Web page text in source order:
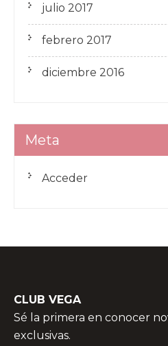
julio 2017
febrero 2017
diciembre 2016
Meta
Acceder
CLUB VEGA
Sé la primera en conocer
exclusivas.